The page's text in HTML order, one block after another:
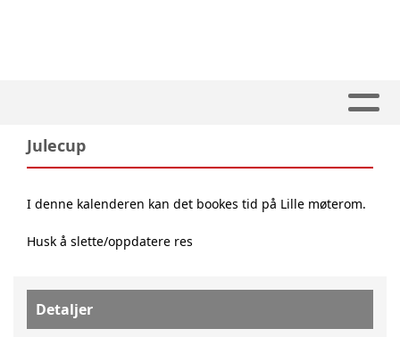
Julecup
I denne kalenderen kan det bookes tid på Lille møterom.
Husk å slette/oppdatere res
Detaljer